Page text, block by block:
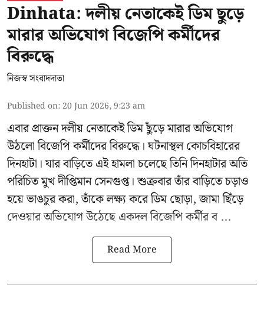
Dinhata: দলীয় নেতাকেই ডিম ছুড়ে
মারার অভিযোগ বিজেপি কর্মীদের
বিরুদ্ধে
নিজস্ব সংবাদদাতা
Published on: 20 Jun 2026, 9:23 am
এবার প্রাক্তন দলীয় নেতাকেই ডিম ছুঁড়ে মারার অভিযোগ
উঠলো বিজেপি কর্মীদের বিরুদ্ধে। ঘটনাস্থল কোচবিহারের
দিনহাটা। যার বাড়িতে এই হামলা চলেছে তিনি দিনহাটার অতি
পরিচিত মুখদীপ্তিমান সেনগুপ্ত।শুক্রবার তাঁর বাড়িতে চড়াও
হয়ে ভাঙচুর করা, তাঁকে লক্ষ্য করে ডিম ছোড়া, জামা ছিঁড়ে
দেওয়ার অভিযোগ উঠেছে একদল বিজেপি কর্মীর ব ...
Read More